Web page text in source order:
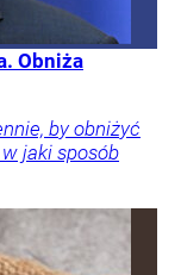
Obniża
by obniżyć
jaki sposób